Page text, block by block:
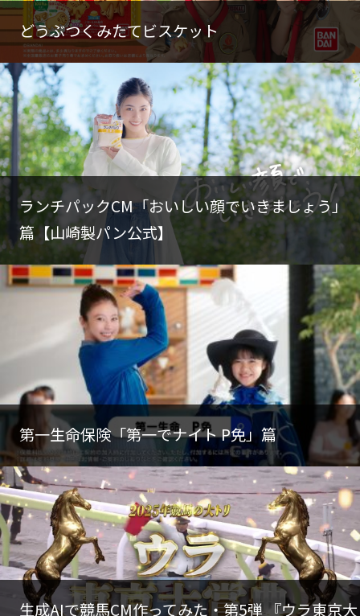
どうぶつくみたてビスケット
ランチパックCM「おいしい顔でいきましょう」
篇【山崎製パン公式】
第一生命保険「第一でナイト P免」篇
生成AIで競馬CM作ってみた・第5弾 『ウラ東京大